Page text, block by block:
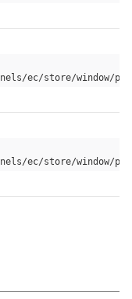
ec/store/window/
ec/store/window/